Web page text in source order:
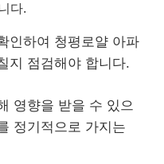
다.
인하여 청평로얄 아파
지 점검해야 합니다.
영향을 받을 수 있으
정기적으로 가지는